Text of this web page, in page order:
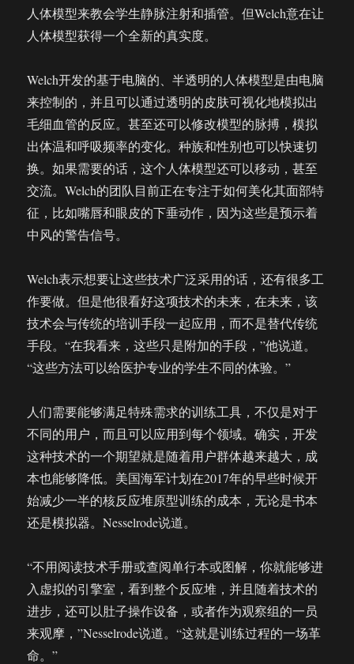
人体模型来教会学生静脉注射和插管。但Welch意在让
人体模型获得一个全新的真实度。
Welch开发的基于电脑的、半透明的人体模型是由电脑
来控制的，并且可以通过透明的皮肤可视化地模拟出
毛细血管的反应。甚至还可以修改模型的脉搏，模拟
出体温和呼吸频率的变化。种族和性别也可以快速切
换。如果需要的话，这个人体模型还可以移动，甚至
交流。Welch的团队目前正在专注于如何美化其面部特
征，比如嘴唇和眼皮的下垂动作，因为这些是预示着
中风的警告信号。
Welch表示想要让这些技术广泛采用的话，还有很多工
作要做。但是他很看好这项技术的未来，在未来，该
技术会与传统的培训手段一起应用，而不是替代传统
手段。“在我看来，这些只是附加的手段，”他说道。
“这些方法可以给医护专业的学生不同的体验。”
人们需要能够满足特殊需求的训练工具，不仅是对于
不同的用户，而且可以应用到每个领域。确实，开发
这种技术的一个期望就是随着用户群体越来越大，成
本也能够降低。美国海军计划在2017年的早些时候开
始减少一半的核反应堆原型训练的成本，无论是书本
还是模拟器。Nesselrode说道。
“不用阅读技术手册或查阅单行本或图解，你就能够进
入虚拟的引擎室，看到整个反应堆，并且随着技术的
进步，还可以肚子操作设备，或者作为观察组的一员
来观摩，”Nesselrode说道。“这就是训练过程的一场革
命。”